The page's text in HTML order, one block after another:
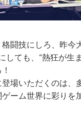
闘技にしろ、昨今
しても、“熱狂が生
！
場いただくのは、
ーム世界に彩りを